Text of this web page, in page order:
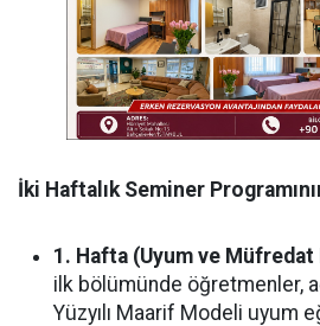
İki Haftalık Seminer
1. Hafta (Uyum ve
ilk bölümünde öğretmenler,
Yüzyılı Maarif Modeli uyum